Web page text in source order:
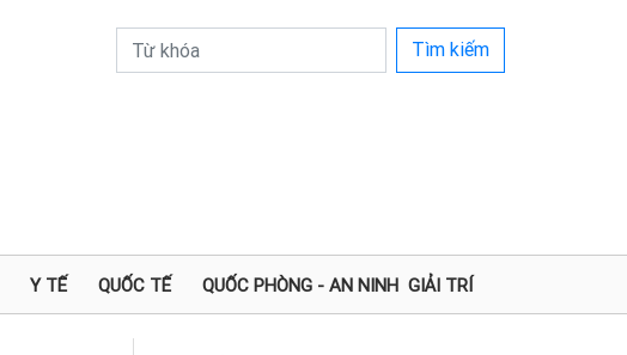
Tìm kiếm
Y TẾ QUỐC TẾ QUỐC PHÒNG - AN NINH GIẢI TRÍ